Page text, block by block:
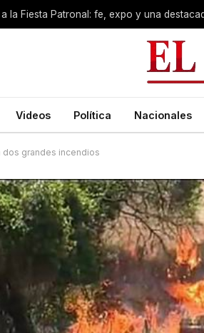
Videos Política Nacionales
grandes incendios